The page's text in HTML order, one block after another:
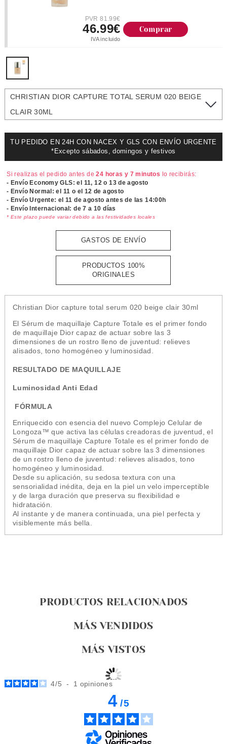
PVR 81.99€
46.99€
IVA incluido
Comprar
CHRISTIAN DIOR CAPTURE TOTAL SERUM 020 BEIGE
CLAIR 30ML
TU PEDIDO EN 24H CON NACEX Y GLS CON ENVÍO URGENTE
*Excepto sábados, domingos y festivos
Si realizas el pedido antes de24 horas y 7 minutos lo recibirás:
- Envío Economy GLS: el 11, 12 o 13 de agosto
- Envío Normal: el 11 o el 12 de agosto
- Envío Urgente: el11 de agosto antes de las 14:00h
- Envío Internacional: de 7 a 10 días
* Este plazo puede variar debido a las festividades locales
GASTOS DE ENVÍO
PRODUCTOS 100%
ORIGINALES
Christian Dior capture total serum 020 beige clair 30ml
El Sérum de maquillaje Capture Totale es el primer fondo
de maquillaje Dior capaz de actuar sobre las 3
dimensiones de un rostro lleno de juventud: relieves
alisados, tono homogéneo y luminosidad.
RESULTADO DE MAQUILLAJE
Luminosidad Anti Edad
FÓRMULA
Enriquecido con esencia del nuevo Complejo Celular de
Longoza™ que activa las células creadoras de juventud, el
Sérum de maquillaje Capture Totale es el primer fondo de
maquillaje Dior capaz de actuar sobre las 3 dimensiones
de un rostro lleno de juventud: relieves alisados, tono
homogéneo y luminosidad.
Desde su aplicación, su sedosa textura con una
sensorialidad inédita, deja en la piel un velo imperceptible
y de larga duración que preserva su flexibilidad e
hidratación.
Al instante y de manera continuada, una piel perfecta y
visiblemente más bella.
PRODUCTOS RELACIONADOS
MÁS VENDIDOS
MÁS VISTOS
4/5 - 1 opiniones
4/5